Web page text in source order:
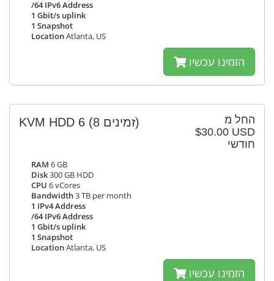
/64 IPv6 Address
1 Gbit/s uplink
1 Snapshot
LocationAtlanta, US
הזמינו עכשיו
החל מ
$30.00 USD
חודשי
KVM HDD 6 (8 זמינים)
RAM 6 GB
Disk300 GB HDD
CPU 6 vCores
Bandwidth3 TB per month
1 IPv4 Address
/64 IPv6 Address
1 Gbit/s uplink
1 Snapshot
LocationAtlanta, US
הזמינו עכשיו